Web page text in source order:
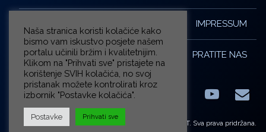
IMPRESSUM
PRATITE NAS
FacebookLinkedIn E-
© ZG-KULT. Sva prava pridržana.
Naša stranica koristi kolačiće kako
bismo vam iskustvo posjete našem
portalu učinili bržim i kvalitetnijim.
Klikom na "Prihvati sve" pristajete na
korištenje SVIH kolačića, no svoj
pristanak možete kontrolirati kroz
izbornik "Postavke kolačića".
Postavke Prihvati sve